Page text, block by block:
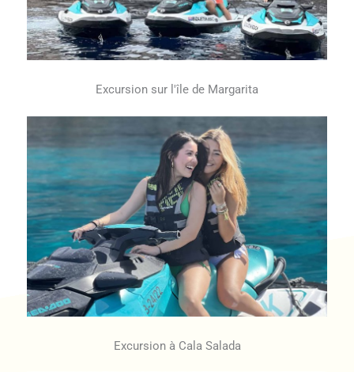
Excursion sur l'île de Margarita
Excursion à Cala Salada